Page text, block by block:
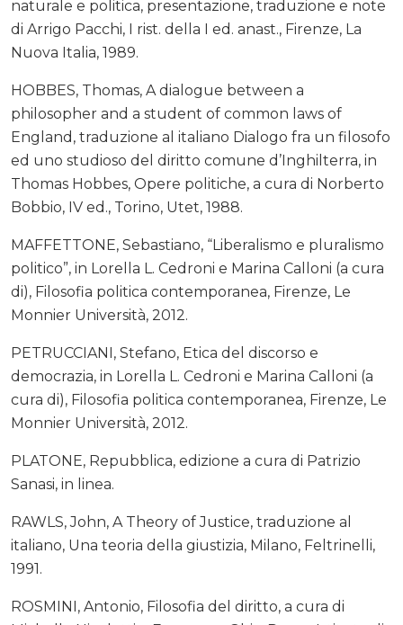
naturale e politica, presentazione, traduzione e note
di Arrigo Pacchi, I rist. della I ed. anast., Firenze, La
Nuova Italia, 1989.
HOBBES, Thomas, A dialogue between a
philosopher and a student of common laws of
England, traduzione al italiano Dialogo fra un filosofo
ed uno studioso del diritto comune d’Inghilterra, in
Thomas Hobbes, Opere politiche, a cura di Norberto
Bobbio, IV ed., Torino, Utet, 1988.
MAFFETTONE, Sebastiano, “Liberalismo e pluralismo
politico”, in Lorella L. Cedroni e Marina Calloni (a cura
di), Filosofia politica contemporanea, Firenze, Le
Monnier Università, 2012.
PETRUCCIANI, Stefano, Etica del discorso e
democrazia, in Lorella L. Cedroni e Marina Calloni (a
cura di), Filosofia politica contemporanea, Firenze, Le
Monnier Università, 2012.
PLATONE, Repubblica, edizione a cura di Patrizio
Sanasi, in linea.
RAWLS, John, A Theory of Justice, traduzione al
italiano, Una teoria della giustizia, Milano, Feltrinelli,
1991.
ROSMINI, Antonio, Filosofia del diritto, a cura di